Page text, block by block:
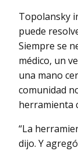
Topolansky
puede
Siempre se
médico, un
una mano
comunidad
herramienta
“La
dijo. Y